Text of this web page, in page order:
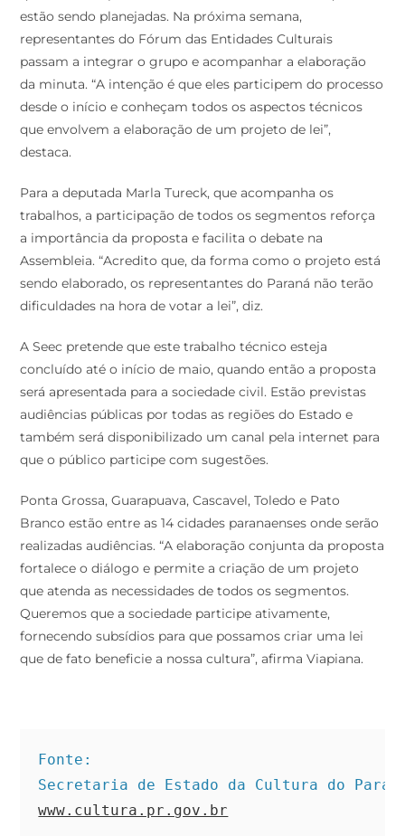
estão sendo planejadas. Na próxima semana,
representantes do Fórum das Entidades Culturais
passam a integrar o grupo e acompanhar a elaboração
da minuta. “A intenção é que eles participem do processo
desde o início e conheçam todos os aspectos técnicos
que envolvem a elaboração de um projeto de lei”,
destaca.
Para a deputada Marla Tureck, que acompanha os
trabalhos, a participação de todos os segmentos reforça
a importância da proposta e facilita o debate na
Assembleia. “Acredito que, da forma como o projeto está
sendo elaborado, os representantes do Paraná não terão
dificuldades na hora de votar a lei”, diz.
A Seec pretende que este trabalho técnico esteja
concluído até o início de maio, quando então a proposta
será apresentada para a sociedade civil. Estão previstas
audiências públicas por todas as regiões do Estado e
também será disponibilizado um canal pela internet para
que o público participe com sugestões.
Ponta Grossa, Guarapuava, Cascavel, Toledo e Pato
Branco estão entre as 14 cidades paranaenses onde serão
realizadas audiências. “A elaboração conjunta da proposta
fortalece o diálogo e permite a criação de um projeto
que atenda as necessidades de todos os segmentos.
Queremos que a sociedade participe ativamente,
fornecendo subsídios para que possamos criar uma lei
que de fato beneficie a nossa cultura”, afirma Viapiana.
Fonte:
Secretaria de Estado da Cultura do
www.cultura.pr.gov.br